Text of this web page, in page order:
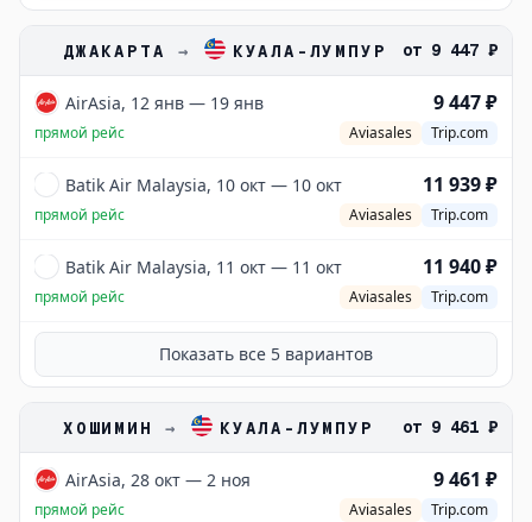
ДЖАКАРТА → КУАЛА-ЛУМПУР от 9 447 ₽
AirAsia, 12 янв — 19 янв 9 447 ₽
прямой рейс Aviasales Trip.com
Batik Air Malaysia, 10 окт — 10 окт 11 939 ₽
прямой рейс Aviasales Trip.com
Batik Air Malaysia, 11 окт — 11 окт 11 940 ₽
прямой рейс Aviasales Trip.com
Показать все 5 вариантов
ХОШИМИН → КУАЛА-ЛУМПУР от 9 461 ₽
AirAsia, 28 окт — 2 ноя 9 461 ₽
прямой рейс Aviasales Trip.com